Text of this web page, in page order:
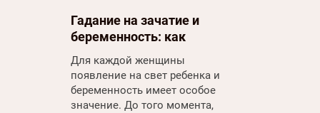
Гадание на зачатие и
беременность: как
раскрыть завесы тайны
Для каждой женщины
появление на свет ребенка и
беременность имеет особое
значение. До того момента,